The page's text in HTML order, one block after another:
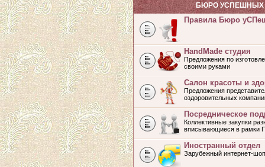
БЮРО УСПЕШНЫХ
Правила Бюро
HandMade студия
Предложения по
своими руками
Салон красоты и
Предложения
оздоровительных
Посредническое
Коллективные закупки
вписывающиеся в рамки
Иностранный отдел
Зарубежный интернет-